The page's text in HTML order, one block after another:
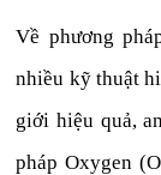
Về phương
nhiều kỹ thuật
giới hiệu quả,
pháp Oxygen